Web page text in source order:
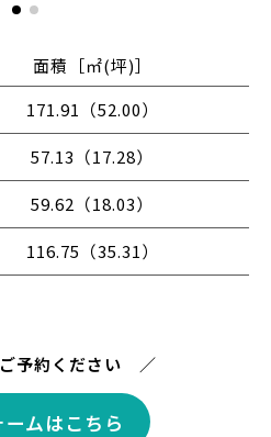
面積［㎡(坪)］
171.91（52.00）
57.13（17.28）
59.62（18.03）
116.75（35.31）
予約ください ／
ムはこちら